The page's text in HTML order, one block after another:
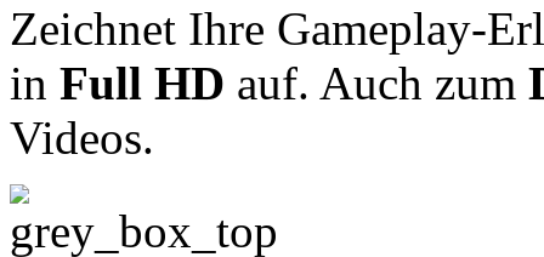
Zeichnet Ihre Gameplay-
in Full HD auf. Auch zum
Videos.